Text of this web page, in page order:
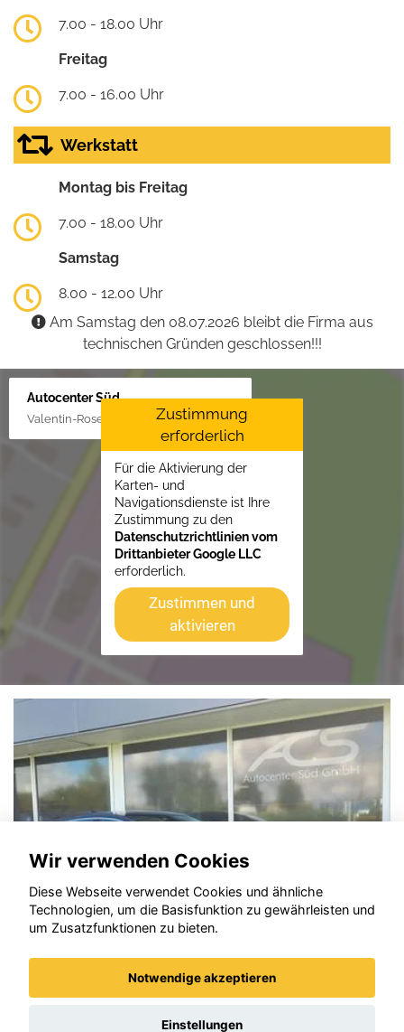
7.00 - 18.00 Uhr
Freitag
7.00 - 16.00 Uhr
Werkstatt
Montag bis Freitag
7.00 - 18.00 Uhr
Samstag
8.00 - 12.00 Uhr
Am Samstag den 08.07.2026 bleibt die Firma aus
technischen Gründen geschlossen!!!
Autocenter Süd
Valentin-Rose-Str. 3, 16816 Neuruppin
Zustimmung
erforderlich
Für die Aktivierung der
Karten- und
Navigationsdienste ist Ihre
Zustimmung zu den
Datenschutzrichtlinien vom
Drittanbieter Google LLC
erforderlich.
Zustimmen und
aktivieren
Opel Astra
Wir verwenden Cookies
Diese Webseite verwendet Cookies und ähnliche
Technologien, um die Basisfunktion zu gewährleisten und
um Zusatzfunktionen zu bieten.
Notwendige akzeptieren
Einstellungen